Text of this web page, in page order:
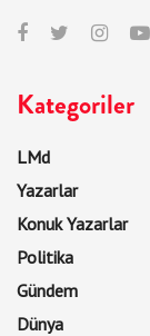
Kategoriler
LMd
Yazarlar
Konuk Yazarlar
Politika
Gündem
Dünya